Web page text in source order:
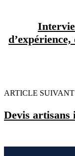
ARTICLE SUIVANT
Devis artisans